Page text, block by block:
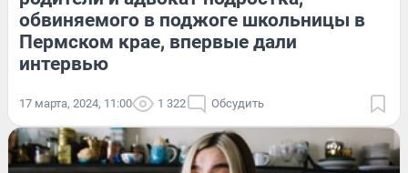
обвиняемого в поджоге школьницы в
Пермском крае, впервые дали
интервью
17 марта, 2024, 11:00 1 322 Обсудить